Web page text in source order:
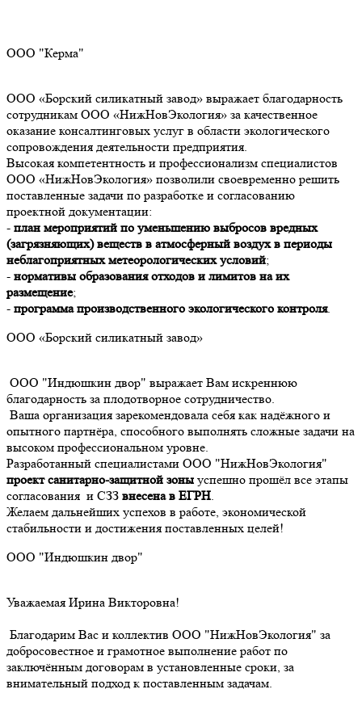
ООО "Керма"
ООО «Борский силикатный завод» выражает благодарность
сотрудникам ООО «НижНовЭкология» за качественное
оказание консалтинговых услуг в области экологического
сопровождения деятельности предприятия.
Высокая компетентность и профессионализм специалистов
ООО «НижНовЭкология» позволили своевременно решить
поставленные задачи по разработке и согласованию
проектной документации:
- план мероприятий по уменьшению выбросов вредных
(загрязняющих) веществ в атмосферный воздух в периоды
неблагоприятных метеорологических условий;
- нормативы образования отходов и лимитов на их
размещение;
- программа производственного экологического контроля.
ООО «Борский силикатный завод»
ООО "Индюшкин двор" выражает Вам искреннюю
благодарность за плодотворное сотрудничество.
Ваша организация зарекомендовала себя как надёжного и
опытного партнёра, способного выполнять сложные задачи на
высоком профессиональном уровне.
Разработанный специалистами ООО "НижНовЭкология"
проект санитарно-защитной зоны успешно прошёл все этапы
согласования и СЗЗ внесена в ЕГРН.
Желаем дальнейших успехов в работе, экономической
стабильности и достижения поставленных целей!
ООО "Индюшкин двор"
Уважаемая Ирина Викторовна!
Благодарим Вас и коллектив ООО "НижНовЭкология" за
добросовестное и грамотное выполнение работ по
заключённым договорам в установленные сроки, за
внимательный подход к поставленным задачам.